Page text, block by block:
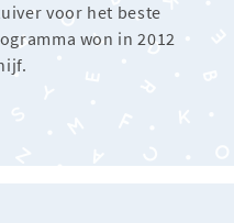
voor het beste
won in 2012